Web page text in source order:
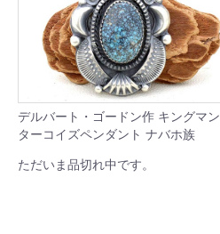
デルバート・ゴードン作 キングマン
ターコイズペンダント ナバホ族
ただいま品切れ中です。